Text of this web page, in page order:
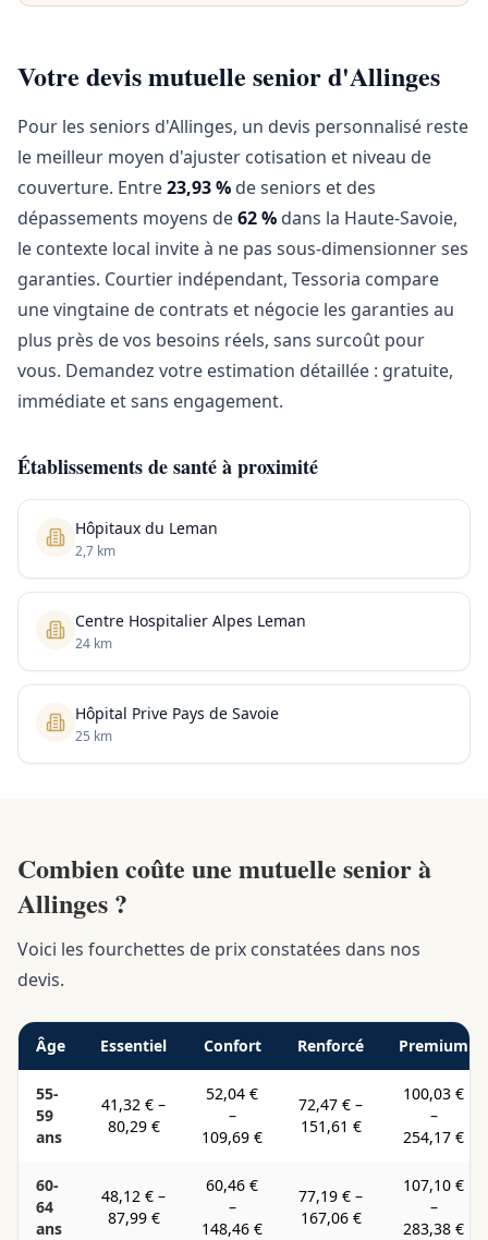
Votre devis mutuelle senior d'Allinges
Pour les seniors d'Allinges, un devis personnalisé reste
le meilleur moyen d'ajuster cotisation et niveau de
couverture. Entre23,93 % de seniors et des
dépassements moyens de62 % dans la Haute-Savoie,
le contexte local invite à ne pas sous-dimensionner ses
garanties. Courtier indépendant, Tessoria compare
une vingtaine de contrats et négocie les garanties au
plus près de vos besoins réels, sans surcoût pour
vous. Demandez votre estimation détaillée : gratuite,
immédiate et sans engagement.
Établissements de santé à proximité
Hôpitaux du Leman
2,7 km
Centre Hospitalier Alpes Leman
24 km
Hôpital Prive Pays de Savoie
25 km
Combien coûte une mutuelle senior à
Allinges ?
Voici les fourchettes de prix constatées dans nos
devis.
Âge Essentiel Confort Renforcé Premium
55-
59
ans
41,32 € –
80,29 €
52,04 €
–
109,69 €
72,47 € –
151,61 €
100,03 €
–
254,17 €
60-
64
ans
48,12 € –
87,99 €
60,46 €
–
148,46 €
77,19 € –
167,06 €
107,10 €
–
283,38 €